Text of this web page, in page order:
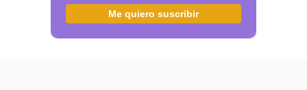
Me quiero suscribir